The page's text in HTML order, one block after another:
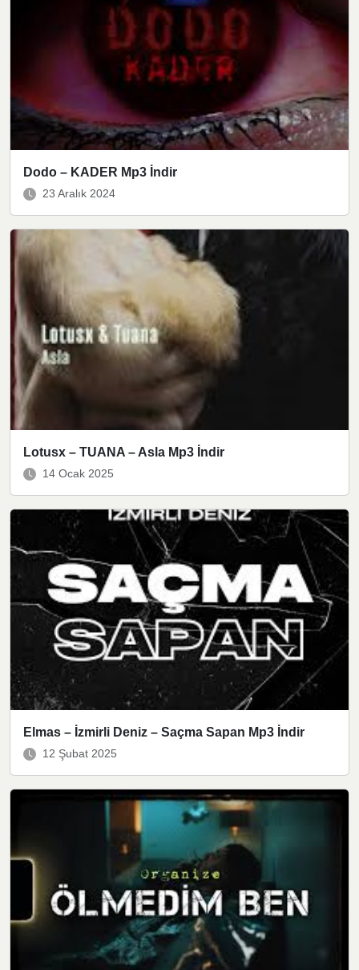
Dodo – KADER Mp3 İndir
23 Aralık 2024
Lotusx – TUANA – Asla Mp3 İndir
14 Ocak 2025
Elmas – İzmirli Deniz – Saçma Sapan Mp3 İndir
12 Şubat 2025